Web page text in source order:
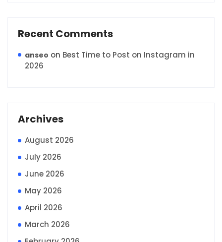
Recent Comments
anseo on Best Time to Post on Instagram in
2026
Archives
August 2026
July 2026
June 2026
May 2026
April 2026
March 2026